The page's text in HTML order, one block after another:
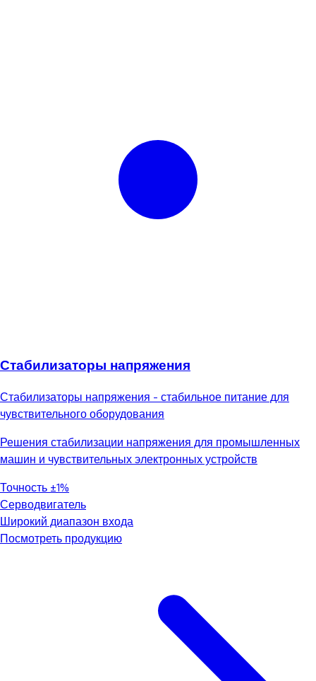
Стабилизаторы напряжения
Стабилизаторы напряжения - стабильное питание для
чувствительного оборудования
Решения стабилизации напряжения для промышленных
машин и чувствительных электронных устройств
Точность ±1%
Серводвигатель
Широкий диапазон входа
Посмотреть продукцию